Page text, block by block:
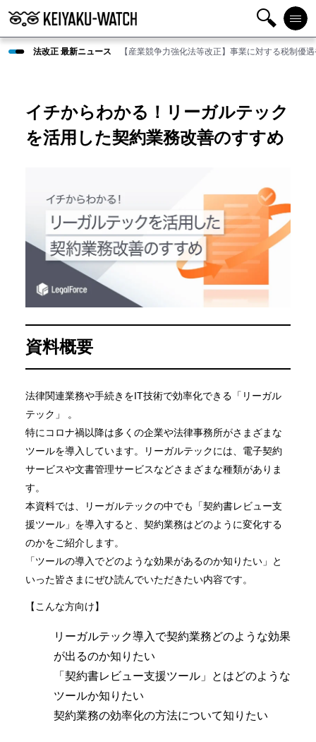
検
索
メニ
ュー
法改正 最新ニュース 【産業競争力強化法等改正】事業に対する税制優
イチからわかる！リーガルテック
を活用した契約業務改善のすすめ
資料概要
法律関連業務や手続きをIT技術で効率化できる「リーガル
テック」 。
特にコロナ禍以降は多くの企業や法律事務所がさまざまな
ツールを導入しています。リーガルテックには、電子契約
サービスや文書管理サービスなどさまざまな種類がありま
す。
本資料では、リーガルテックの中でも「契約書レビュー支
援ツール」を導入すると、契約業務はどのように変化する
のかをご紹介します。
「ツールの導入でどのような効果があるのか知りたい」と
いった皆さまにぜひ読んでいただきたい内容です。
【こんな方向け】
リーガルテック導入で契約業務どのような効果
が出るのか知りたい
「契約書レビュー支援ツール」とはどのような
ツールか知りたい
契約業務の効率化の方法について知りたい